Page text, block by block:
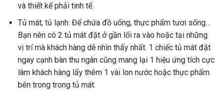
và thiết kế phải tinh tế.
Tủ mát, tủ lạnh: Để chứa đồ uống, thực phẩm tươi sống…
Bạn nên có 2 tủ mát đặt ở gần lối ra vào hoặc tại những
vị trí mà khách hàng dễ nhìn thấy nhất. 1 chiếc tủ mát đặt
ngay cạnh bàn thu ngân cũng mang lại 1 hiệu ứng tích cực
làm khách hàng lấy thêm 1 vài lon nước hoặc thực phẩm
bên trong trong tủ mát.